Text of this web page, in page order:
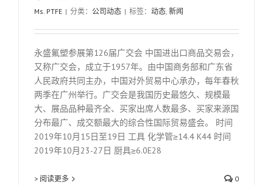
Ms. PTFE | 分类： 公司动态 | 标签： 动态, 新闻
永盛氟塑参展第126届广交会 中国进出口商品交易会，
又称广交会，成立于1957年。由中国商务部和广东省
人民政府共同主办，中国对外贸易中心承办，每年春秋
两季在广州举行。广交会是我国历史最悠久、规模最
大、展品品种最齐全、买家出席人数最多、买家来源国
分布最广、成交额最大的综合性国际贸易盛会。 时间
2019年10月15日至19日 工具 化学管≥14.4 K44 时间
2019年10月23-27日 厨具≥6.0E28
> 阅读更多 0